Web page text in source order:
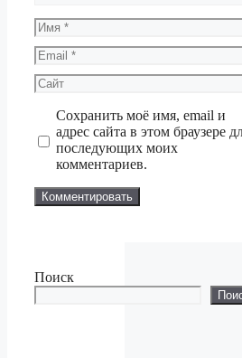
Имя
Email
Сайт
Сохранить моё имя, email и
адрес сайта в этом браузере
последующих моих
комментариев.
Поиск